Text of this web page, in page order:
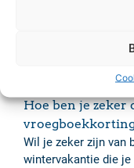
tot -20% op
tot -15% op
Hoe ben je zeker
Wil je zeker zijn van
wintervakantie die je